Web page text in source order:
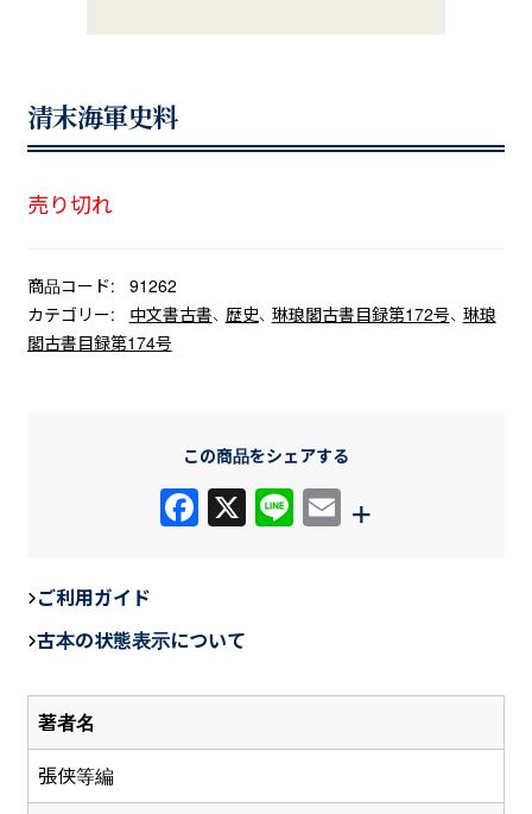
清末海軍史料
売り切れ
商品コード:
91262
カテゴリー:
中文書古書、 歴史、 琳琅閣古書目録第172号、 琳琅
閣古書目録第174号
著者名
張侠等編
この商品をシェアする
F
e
b
o
o
X Li E
+
ご利用ガイド
古本の状態表示について